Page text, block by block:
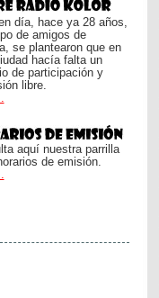
día, hace ya 28 años,
de amigos de
se plantearon que en
hacía falta un
de participación y
libre.
aquí nuestra parrilla
de emisión.